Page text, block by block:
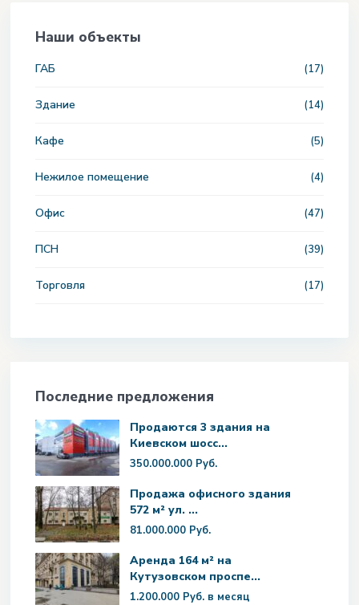
Наши объекты
ГАБ (17)
Здание (14)
Кафе (5)
Нежилое помещение (4)
Офис (47)
ПСН (39)
Торговля (17)
Последние предложения
Продаются 3 здания на
Киевском шосс...
350.000.000 Руб.
Продажа офисного здания
572 м² ул. ...
81.000.000 Руб.
Аренда 164 м² на
Кутузовском проспе...
1.200.000 Руб. в месяц